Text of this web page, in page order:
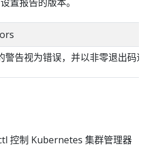
警告视为错误，并以非零退出码退
控制 Kubernetes 集群管理器